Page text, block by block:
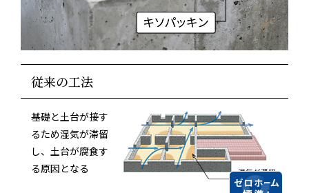
従来の工法
基礎と土台が接す
るため湿気が滞留
し、土台が腐食す
る原因となる